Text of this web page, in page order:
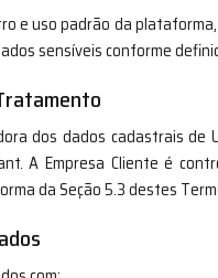
e uso padrão da
sensíveis conforme
dos dados cadastrais de
A Empresa Cliente é
da Seção 5.3 destes